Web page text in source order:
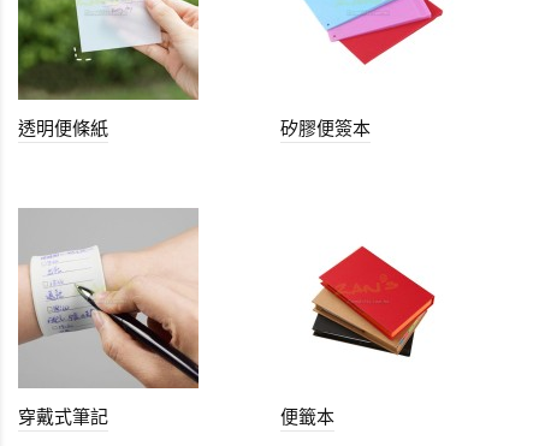
透明便條紙 矽膠便簽本
穿戴式筆記 便籤本